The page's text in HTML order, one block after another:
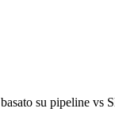
su pipeline vs